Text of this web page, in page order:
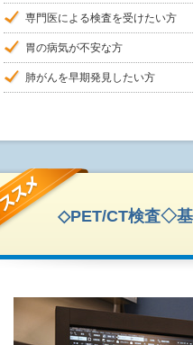
専門医による検査を受けたい方
胃の病気が不安な方
肺がんを早期発見したい方
◇PET/CT検査◇